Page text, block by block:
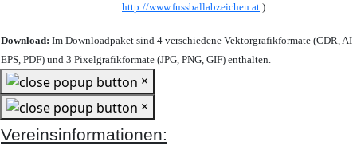
http://www.fussballabzeichen.at )
Download: Im Downloadpaket sind 4 verschiedene Vektorgrafikformate (CDR, AI
EPS, PDF) und 3 Pixelgrafikformate (JPG, PNG, GIF) enthalten.
×
×
Vereinsinformationen: